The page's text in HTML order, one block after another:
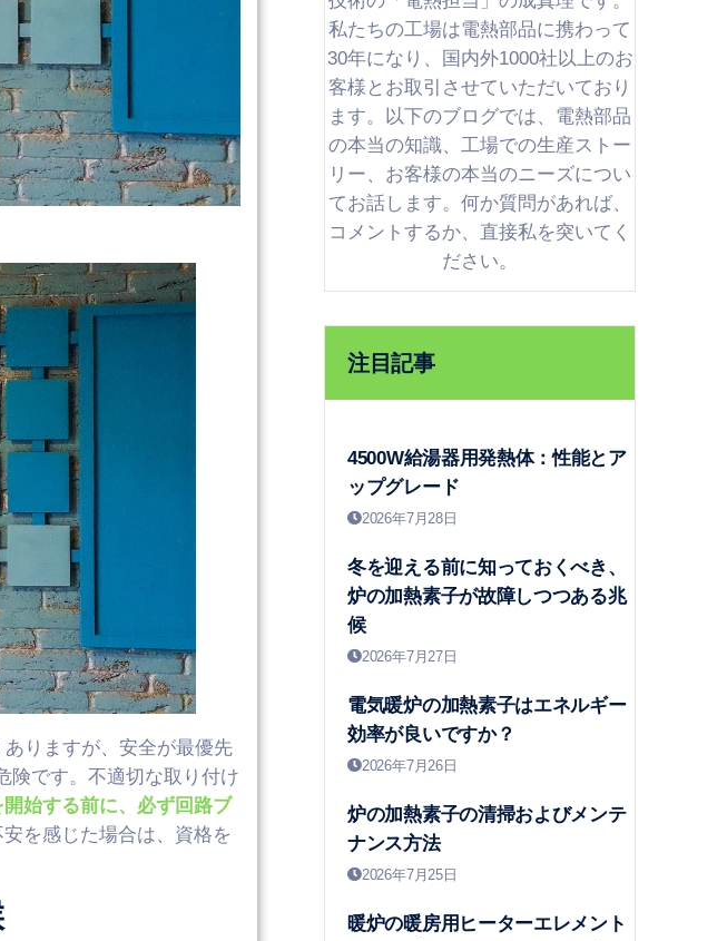
りますが、安全が最優先
険です。不適切な取り付け
開始する前に、必ず回路ブ
安を感じた場合は、資格を
私たちの工場は電熱部品に携わって
30年になり、国内外1000社以上のお
客様とお取引させていただいており
ます。以下のブログでは、電熱部品
の本当の知識、工場での生産ストー
リー、お客様の本当のニーズについ
てお話します。何か質問があれば、
コメントするか、直接私を突いてく
ださい。
注目記事
4500W給湯器用発熱体：性能とア
ップグレード
2026年7月28日
冬を迎える前に知っておくべき、
炉の加熱素子が故障しつつある兆
候
2026年7月27日
電気暖炉の加熱素子はエネルギー
効率が良いですか？
2026年7月26日
炉の加熱素子の清掃およびメンテ
ナンス方法
2026年7月25日
暖炉の暖房用ヒーターエレメント